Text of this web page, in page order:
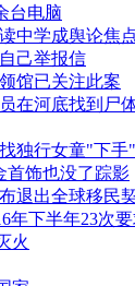
台电脑
中学成舆论焦
己举报信
馆已关注此案
在河底找到尸
独行女童"下手"
首饰也没了踪影
退出全球移民
年下半年23次
火